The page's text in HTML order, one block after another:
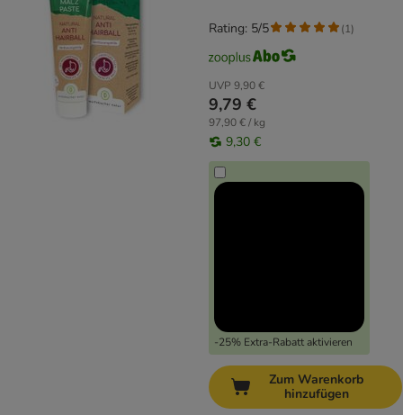
UVP 9,90 €
9,79 €
97,90 € / kg
9,30 €
-25% Extra-Rabatt aktivieren
Rating: 5/5 (1)
Zum Warenkorb
hinzufügen